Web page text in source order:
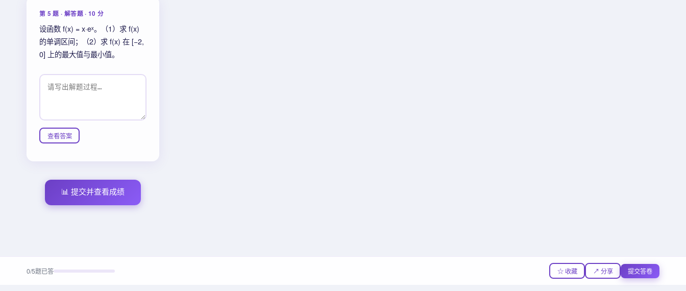
第 5 题 · 解答题 · 10 分
设函数 f(x) = x·eˣ。（1）求 f(x)
的单调区间；（2）求 f(x) 在 [−2,
0] 上的最大值与最小值。
查看答案
📊 提交并查看成绩
0/5题已答 ☆ 收藏 ↗ 分享 提交答卷